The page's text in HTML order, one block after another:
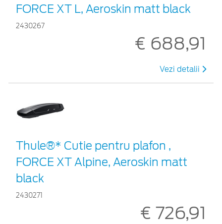
FORCE XT L, Aeroskin matt black
2430267
€ 688,91
Vezi detalii
Thule®* Cutie pentru plafon ,
FORCE XT Alpine, Aeroskin matt
black
2430271
€ 726,91